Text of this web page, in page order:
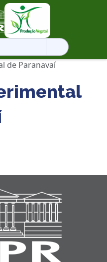
de Paranavaí